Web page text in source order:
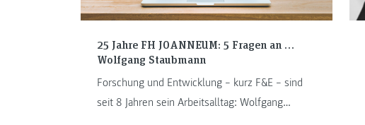
25 Jahre FH JOANNEUM: 5 Fragen an …
Wolfgang Staubmann
Forschung und Entwicklung – kurz F&E – sind
seit 8 Jahren sein Arbeitsalltag: Wolfgang